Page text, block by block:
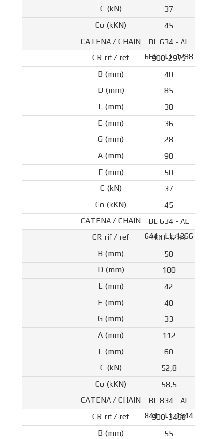
37
45
BL 634 - AL
666 - LL 1288
900-2975
40
85
38
36
28
98
50
37
45
BL 634 - AL
644 - LL 1266
900-3283
50
100
42
40
33
112
60
52,8
58,5
BL 834 - AL
844 - LL 1644
900-3468
55